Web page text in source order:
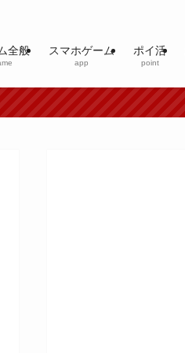
全般 スマホゲーム
app
ポイ活
point